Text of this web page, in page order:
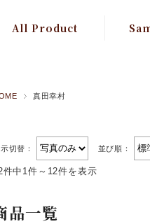
All Product
Samurai Art
甲
真田幸村
切替： 並び順：
件中1件～12件を表示
品一覧